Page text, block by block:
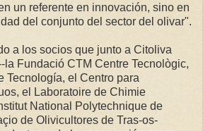
un referente en innovación, sino en
del conjunto del sector del olivar".
a los socios que junto a Citoliva
la Fundació CTM Centre Tecnològic,
Tecnología, el Centro para
el Laboratoire de Chimie
National Polytechnique de
de Olivicultores de Tras-os-